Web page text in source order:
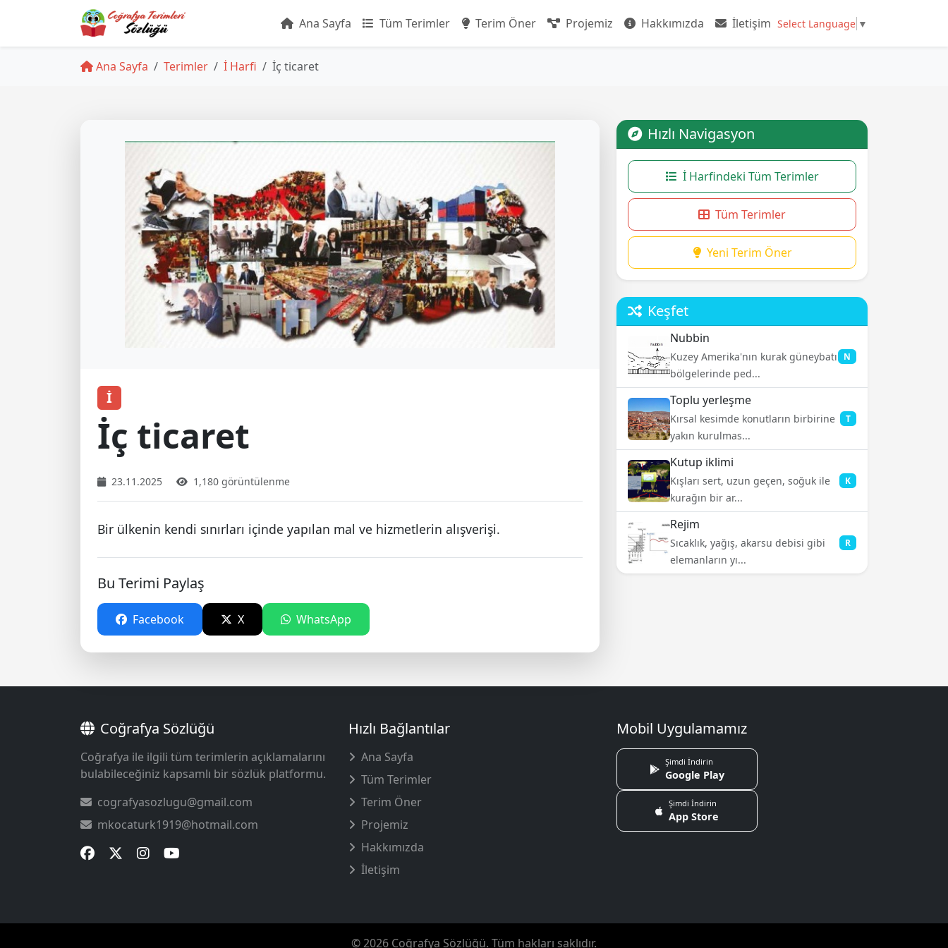
Ana Sayfa Tüm Terimler Terim Öner Projemiz Hakkımızda İletişim Select Language ▼
Ana Sayfa Terimler İ Harfi İç ticaret
İ
İç ticaret
23.11.2025 1,180 görüntülenme
Bir ülkenin kendi sınırları içinde yapılan mal ve hizmetlerin alışverişi.
Bu Terimi Paylaş
Facebook X WhatsApp
Hızlı Navigasyon
İ Harfindeki Tüm Terimler
Tüm Terimler
Yeni Terim Öner
Keşfet
Nubbin
Kuzey Amerika'nın kurak güneybatı
bölgelerinde ped...
N
Toplu yerleşme
Kırsal kesimde konutların birbirine
yakın kurulmas...
T
Kutup iklimi
Kışları sert, uzun geçen, soğuk ile
kurağın bir ar...
K
Rejim
Sıcaklık, yağış, akarsu debisi gibi
elemanların yı...
R
Coğrafya Sözlüğü
Coğrafya ile ilgili tüm terimlerin açıklamalarını
bulabileceğiniz kapsamlı bir sözlük platformu.
cografyasozlugu@gmail.com
mkocaturk1919@hotmail.com
Hızlı Bağlantılar
Ana Sayfa
Tüm Terimler
Terim Öner
Projemiz
Hakkımızda
İletişim
Mobil Uygulamamız
Şimdi İndirin
Google Play
Şimdi İndirin
App Store
© 2026 Coğrafya Sözlüğü. Tüm hakları saklıdır.